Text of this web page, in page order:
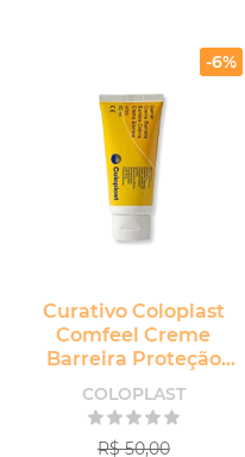
-6%
Curativo Coloplast
Comfeel Creme
Barreira Proteção
Cutânea
COLOPLAST
R$ 50,00